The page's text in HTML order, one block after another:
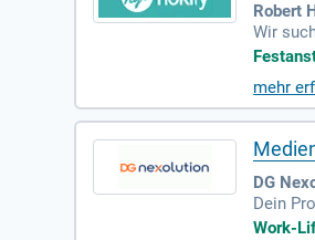
Robert
Wir
re
sich
mehr
DG
Dein
Work-